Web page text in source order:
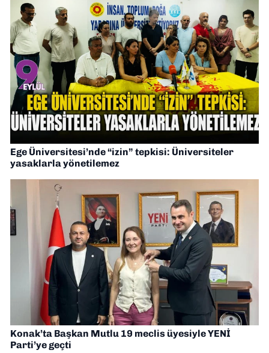
Ege Üniversitesi’nde “izin” tepkisi: Üniversiteler
yasaklarla yönetilemez
Konak’ta Başkan Mutlu 19 meclis üyesiyle YENİ
Parti’ye geçti